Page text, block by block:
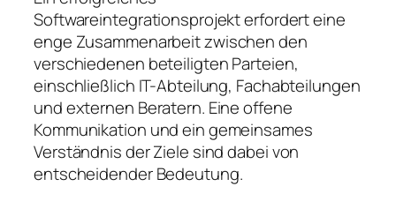
Softwareintegrationsprojekt erfordert eine
enge Zusammenarbeit zwischen den
verschiedenen beteiligten Parteien,
einschließlich IT-Abteilung, Fachabteilungen
und externen Beratern. Eine offene
Kommunikation und ein gemeinsames
Verständnis der Ziele sind dabei von
entscheidender Bedeutung.